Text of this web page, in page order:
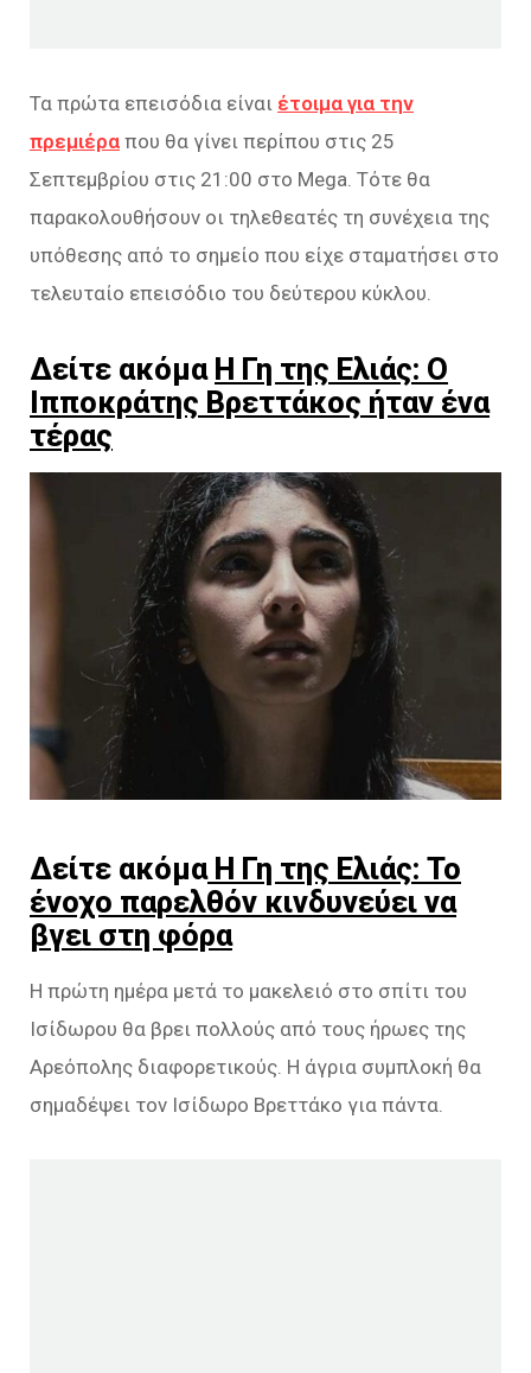
Τα πρώτα επεισόδια είναι έτοιμα για την
πρεμιέρα που θα γίνει περίπου στις 25
Σεπτεμβρίου στις 21:00 στο Mega. Τότε θα
παρακολουθήσουν οι τηλεθεατές τη συνέχεια της
υπόθεσης από το σημείο που είχε σταματήσει στο
τελευταίο επεισόδιο του δεύτερου κύκλου.
Δείτε ακόμα Η Γη της Ελιάς: Ο
Ιπποκράτης Βρεττάκος ήταν ένα
τέρας
Δείτε ακόμαΗ Γη της Ελιάς: Το
ένοχο παρελθόν κινδυνεύει να
βγει στη φόρα
Η πρώτη ημέρα μετά το μακελειό στο σπίτι του
Ισίδωρου θα βρει πολλούς από τους ήρωες της
Αρεόπολης διαφορετικούς. Η άγρια συμπλοκή θα
σημαδέψει τον Ισίδωρο Βρεττάκο για πάντα.